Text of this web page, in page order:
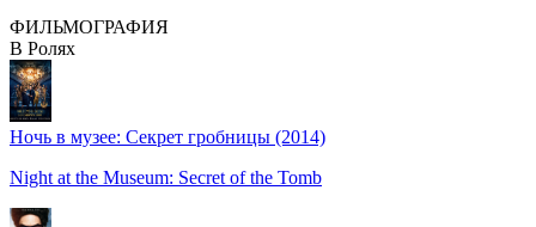
ФИЛЬМОГРАФИЯ
В Ролях
Ночь в музее: Секрет гробницы (2014)
Night at the Museum: Secret of the Tomb